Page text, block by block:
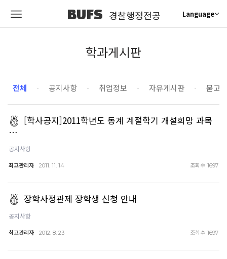
BUFS 경찰행정전공 Language
학과게시판
전체 공지사항 취업정보 자유게시판 묻고
[학사공지]2011학년도 동계 계절학기 개설희망 과목
…
공지사항
최고관리자 2011. 11. 14 조회수 1697
장학사정관제 장학생 신청 안내
공지사항
최고관리자 2012. 8. 23 조회수 1697